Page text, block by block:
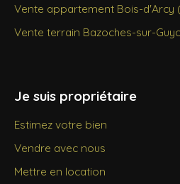
Vente appartement Bois-d'Arcy
Vente terrain Bazoches-sur-
Je suis propriétaire
Estimez votre bien
Vendre avec nous
Mettre en location